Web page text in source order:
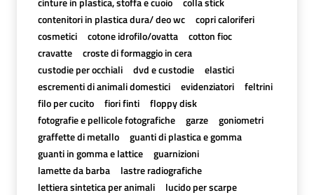
contenitori in plastica dura/ deo wc
copri caloriferi
cosmetici
cotone idrofilo/ovatta
cotton fioc
cravatte
croste di formaggio in cera
custodie per occhiali
dvd e custodie
elastici
escrementi di animali domestici
evidenziatori
feltrini
filo per cucito
fiori finti
floppy disk
fotografie e pellicole fotografiche
garze
goniometri
graffette di metallo
guanti di plastica e gomma
guanti in gomma e lattice
guarnizioni
lamette da barba
lastre radiografiche
lettiera sintetica per animali
lucido per scarpe